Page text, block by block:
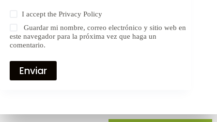
I accept thePrivacy Policy
Guardar mi nombre, correo electrónico y sitio web en
este navegador para la próxima vez que haga un
comentario.
Enviar